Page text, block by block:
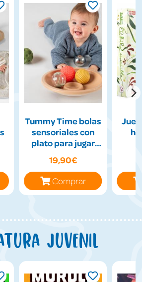
Tummy Time bolas
sensoriales con
plato para jugar
19,90€
Comprar
juvenil